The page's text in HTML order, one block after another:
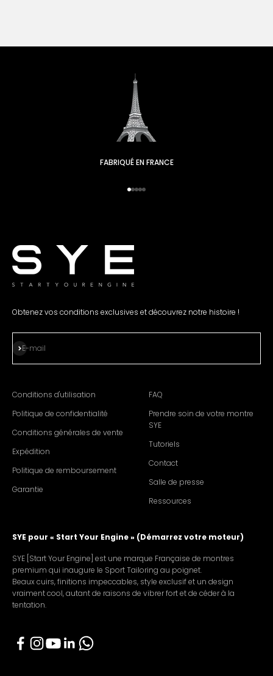
FABRIQUÉ EN FRANCE
Aller à l'élément 1
Passez à l'élément 2
Passez à l'élément 3.
Passez à l'élément 4.
Passez à l'élément 5.
Obtenez vos conditions exclusives et découvrez notre histoire !
E-mail
S'abonner
Conditions d'utilisation
Politique de confidentialité
Conditions générales de vente
Expédition
Politique de remboursement
Garantie
FAQ
Prendre soin de votre montre
SYE
Tutoriels
Contact
Salle de presse
Ressources
SYE pour « Start Your Engine » (Démarrez votre moteur)
SYE [Start Your Engine] est une marque Française de montres
premium qui inaugure le Sport Tailoring au poignet.
Beaux cuirs, finitions impeccables, style exclusif et un design
vraiment cool, autant de raisons de vibrer fort et de céder à la
tentation.